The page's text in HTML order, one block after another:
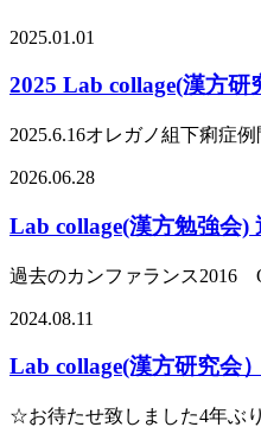
2025.01.01
2025 Lab collage(漢方
2025.6.16オレガノ組下痢症
2026.06.28
Lab collage(漢方勉強会)
過去のカンファランス2016
2024.08.11
Lab collage(漢方研究会
☆お待たせ致しました4年ぶ